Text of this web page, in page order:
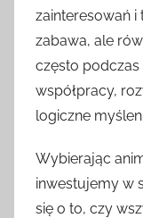
zainteresowań i
zabawa, ale
często podczas
współpracy,
logiczne
Wybierając
inwestujemy w
się o to, czy